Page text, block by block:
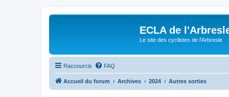
ECLA de
Le site des cyclistes de l'Arbresle
Raccourcis FAQ
Accueil du forum Archives 2024 Autres sorties